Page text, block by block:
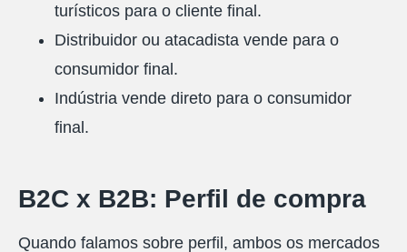
turísticos para o cliente final.
Distribuidor ou atacadista vende para o
consumidor final.
Indústria vende direto para o consumidor
final.
B2C x B2B: Perfil de compra
Quando falamos sobre perfil, ambos os mercados